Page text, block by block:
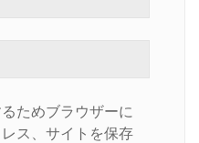
ためブラウザーに
ス、サイトを保存